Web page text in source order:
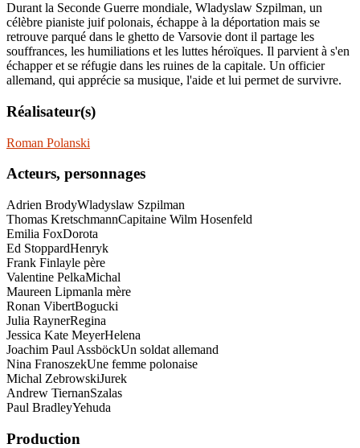
Durant la Seconde Guerre mondiale, Wladyslaw Szpilman, un
célèbre pianiste juif polonais, échappe à la déportation mais se
retrouve parqué dans le ghetto de Varsovie dont il partage les
souffrances, les humiliations et les luttes héroïques. Il parvient à s'en
échapper et se réfugie dans les ruines de la capitale. Un officier
allemand, qui apprécie sa musique, l'aide et lui permet de survivre.
Réalisateur(s)
Roman Polanski
Acteurs, personnages
Adrien BrodyWladyslaw Szpilman
Thomas KretschmannCapitaine Wilm Hosenfeld
Emilia FoxDorota
Ed StoppardHenryk
Frank Finlayle père
Valentine PelkaMichal
Maureen Lipmanla mère
Ronan VibertBogucki
Julia RaynerRegina
Jessica Kate MeyerHelena
Joachim Paul AssböckUn soldat allemand
Nina FranoszekUne femme polonaise
Michal ZebrowskiJurek
Andrew TiernanSzalas
Paul BradleyYehuda
Production